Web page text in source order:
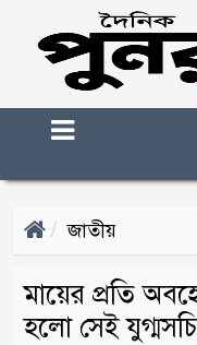
জাতীয়
মায়ের প্রতি
হলো সেই